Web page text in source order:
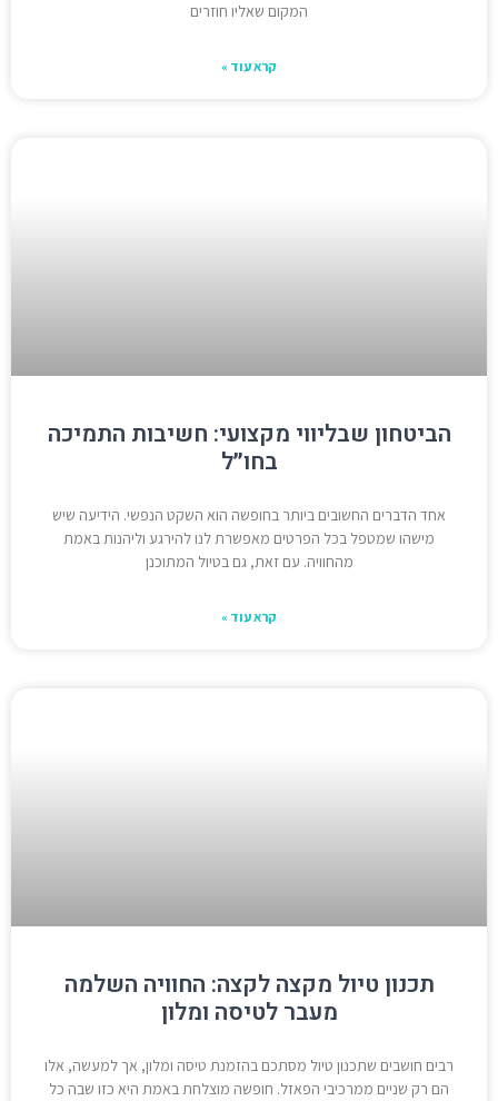
המקום שאליו חוזרים
קרא עוד »
הביטחון שבליווי מקצועי: חשיבות התמיכה
בחו״ל
אחד הדברים החשובים ביותר בחופשה הוא השקט הנפשי. הידיעה שיש
מישהו שמטפל בכל הפרטים מאפשרת לנו להירגע וליהנות באמת
מהחוויה. עם זאת, גם בטיול המתוכנן
קרא עוד »
תכנון טיול מקצה לקצה: החוויה השלמה
מעבר לטיסה ומלון
רבים חושבים שתכנון טיול מסתכם בהזמנת טיסה ומלון, אך למעשה, אלו
הם רק שניים ממרכיבי הפאזל. חופשה מוצלחת באמת היא כזו שבה כל